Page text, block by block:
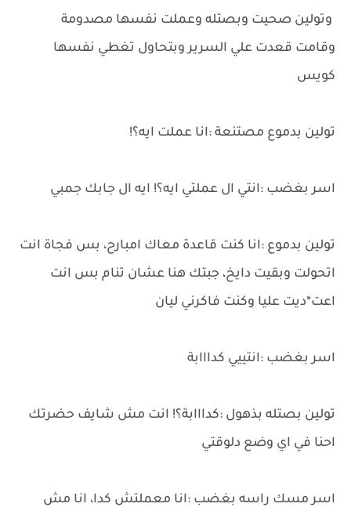
وتولين صحيت وبصتله وعملت نفسها مصدومة
وقامت قعدت علي السرير وبتحاول تغطي نفسها
كويس
تولين بدموع مصتنعة :انا عملت ايه؟!
اسر بغضب :انتي ال عملتي ايه؟! ايه ال جابك جمبي
تولين بدموع :انا كنت قاعدة معاك امبارح، بس فجاة انت
اتحولت وبقيت دايخ، جبتك هنا عشان تنام بس انت
اعت*ديت عليا وكنت فاكرني ليان
اسر بغضب :انتييي كدااابة
تولين بصتله بذهول :كدااابة؟! انت مش شايف حضرتك
احنا في اي وضع دلوقتي
اسر مسك راسه بغضب :انا معملتش كدا، انا مش